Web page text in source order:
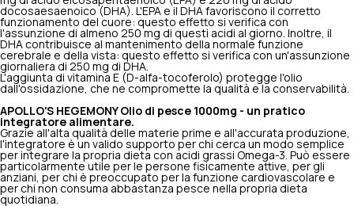
docosaesaenoico (DHA). L'EPA e il DHA favoriscono il corretto
funzionamento del cuore: questo effetto si verifica con
l'assunzione di almeno 250 mg di questi acidi al giorno. Inoltre, il
DHA contribuisce al mantenimento della normale funzione
cerebrale e della vista: questo effetto si verifica con un'assunzione
giornaliera di 250 mg di DHA.
L'aggiunta di vitamina E (D-alfa-tocoferolo) protegge l'olio
dall'ossidazione, che ne compromette la qualità e la conservabilità.
APOLLO'S HEGEMONY Olio di pesce 1000mg - un pratico
integratore alimentare.
Grazie all'alta qualità delle materie prime e all'accurata produzione,
l'integratore è un valido supporto per chi cerca un modo semplice
per integrare la propria dieta con acidi grassi Omega-3. Può essere
particolarmente utile per le persone fisicamente attive, per gli
anziani, per chi è preoccupato per la funzione cardiovascolare e
per chi non consuma abbastanza pesce nella propria dieta
quotidiana.